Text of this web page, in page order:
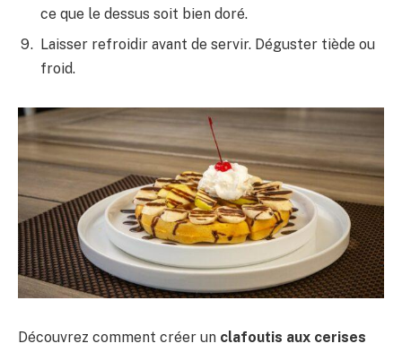
ce que le dessus soit bien doré.
Laisser refroidir avant de servir. Déguster tiède ou
froid.
Découvrez comment créer un clafoutis aux cerises